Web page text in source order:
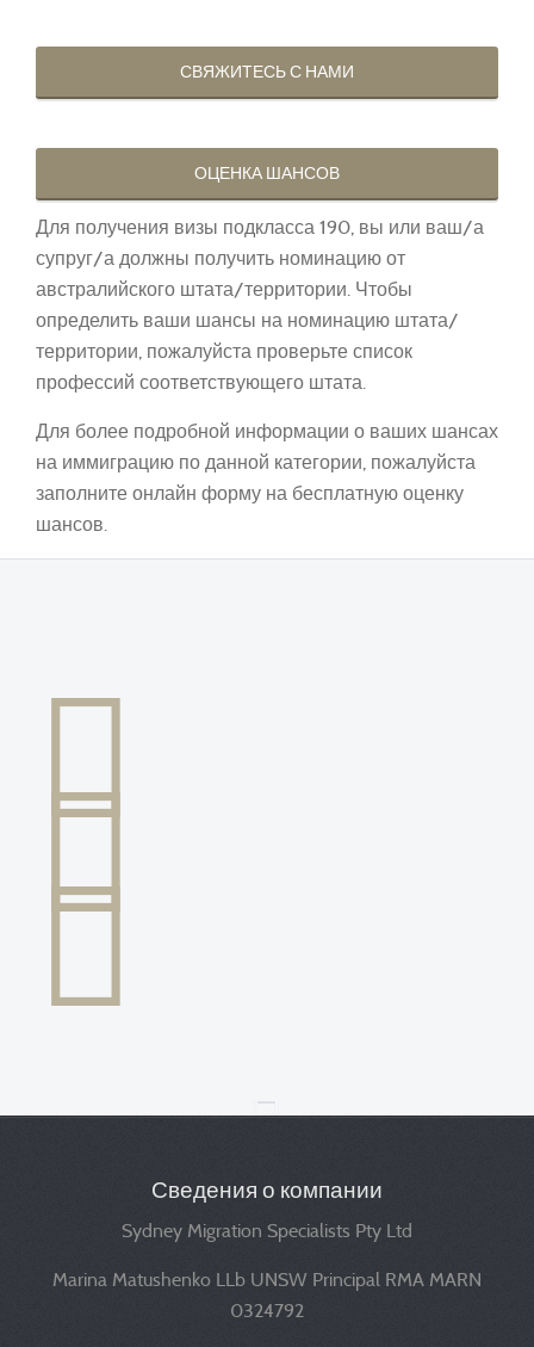
СВЯЖИТЕСЬ С НАМИ
ОЦЕНКА ШАНСОВ
Для получения визы подкласса 190, вы или ваш/а
супруг/а должны получить номинацию от
австралийского штата/территории. Чтобы
определить ваши шансы на номинацию штата/
территории, пожалуйста проверьте список
профессий соответствующего штата.
Для более подробной информации о ваших шансах
на иммиграцию по данной категории, пожалуйста
заполните онлайн форму на бесплатную оценку
шансов.
Сведения о компании
Sydney Migration Specialists Pty Ltd
Marina Matushenko LLb UNSW Principal RMA MARN
0324792